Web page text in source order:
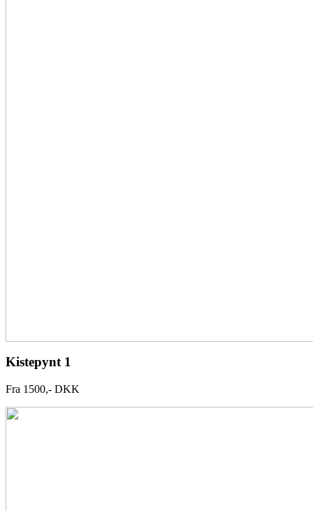
Kistepynt 1
Fra 1500,- DKK